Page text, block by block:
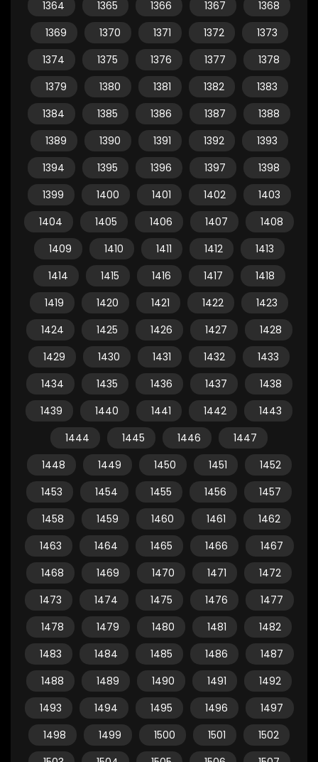
1364 1365 1366 1367
1368
1369
1370 1371 1372
1373
1374
1375 1376 1377
1378
1379
1380 1381 1382
1383
1384
1385 1386 1387
1388
1389
1390 1391 1392
1393
1394
1395 1396 1397
1398
1399
1400 1401 1402
1403
1404
1405 1406 1407
1408
1409
1410 1411 1412
1413
1414
1415 1416 1417
1418
1419
1420 1421 1422
1423
1424
1425 1426 1427
1428
1429
1430 1431 1432
1433
1434
1435 1436 1437
1438
1439
1440 1441 1442
1443
1444
1445 1446
1447
1448
1449 1450 1451
1452
1453
1454 1455 1456
1457
1458
1459 1460 1461
1462
1463
1464 1465 1466
1467
1468
1469 1470 1471
1472
1473
1474 1475 1476
1477
1478
1479 1480 1481
1482
1483
1484 1485 1486
1487
1488
1489 1490 1491
1492
1493
1494 1495 1496
1497
1498
1499 1500 1501
1502